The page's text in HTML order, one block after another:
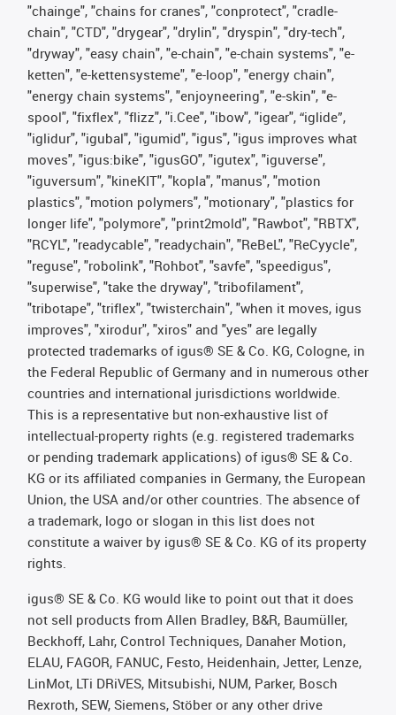
"chainge", "chains for cranes", "conprotect", "cradle-
chain", "CTD", "drygear", "drylin", "dryspin", "dry-tech",
"dryway", "easy chain", "e-chain", "e-chain systems", "e-
ketten", "e-kettensysteme", "e-loop", "energy chain",
"energy chain systems", "enjoyneering", "e-skin", "e-
spool", "fixflex", "flizz", "i.Cee", "ibow", "igear", “iglide”,
"iglidur", "igubal", "igumid", "igus", "igus improves what
moves", "igus:bike", "igusGO", "igutex", "iguverse",
"iguversum", "kineKIT", "kopla", "manus", "motion
plastics", "motion polymers", "motionary", "plastics for
longer life", "polymore", "print2mold", "Rawbot", "RBTX",
"RCYL", "readycable", "readychain", "ReBeL", "ReCyycle",
"reguse", "robolink", "Rohbot", "savfe", "speedigus",
"superwise", "take the dryway", "tribofilament",
"tribotape", "triflex", "twisterchain", "when it moves, igus
improves", "xirodur", "xiros" and "yes" are legally
protected trademarks of igus® SE & Co. KG, Cologne, in
the Federal Republic of Germany and in numerous other
countries and international jurisdictions worldwide.
This is a representative but non-exhaustive list of
intellectual-property rights (e.g. registered trademarks
or pending trademark applications) of igus® SE & Co.
KG or its affiliated companies in Germany, the European
Union, the USA and/or other countries. The absence of
a trademark, logo or slogan in this list does not
constitute a waiver by igus® SE & Co. KG of its property
rights.
igus® SE & Co. KG would like to point out that it does
not sell products from Allen Bradley, B&R, Baumüller,
Beckhoff, Lahr, Control Techniques, Danaher Motion,
ELAU, FAGOR, FANUC, Festo, Heidenhain, Jetter, Lenze,
LinMot, LTi DRiVES, Mitsubishi, NUM, Parker, Bosch
Rexroth, SEW, Siemens, Stöber or any other drive